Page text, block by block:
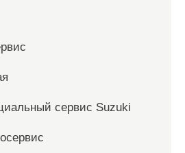
сервис Suzuki